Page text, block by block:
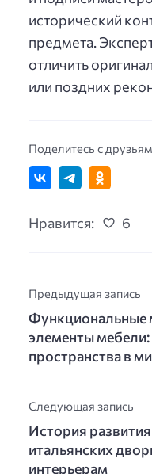
исторический
предмета.
отличить
или поздних
Поделитесь с
Нравится: 6
Предыдущая запись
Функциональные
элементы
пространства в
Следующая запись
История
итальянских
интерьерам